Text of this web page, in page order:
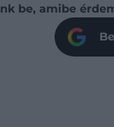
be, amibe